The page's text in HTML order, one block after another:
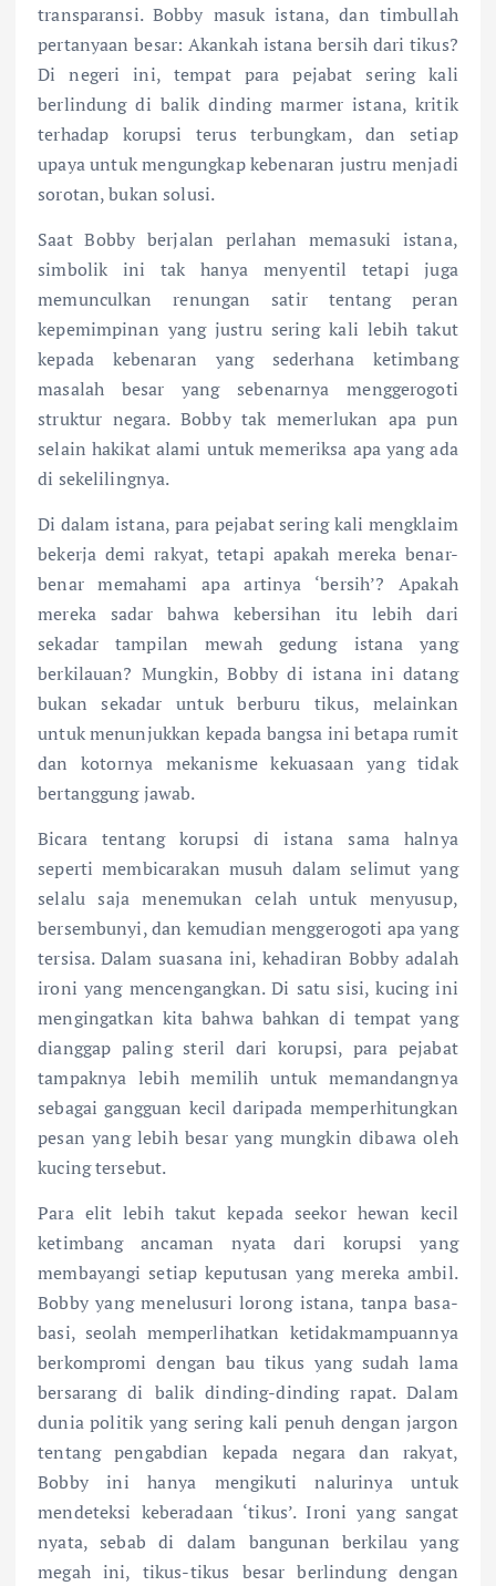
transparansi. Bobby masuk istana, dan timbullah
pertanyaan besar: Akankah istana bersih dari tikus?
Di negeri ini, tempat para pejabat sering kali
berlindung di balik dinding marmer istana, kritik
terhadap korupsi terus terbungkam, dan setiap
upaya untuk mengungkap kebenaran justru menjadi
sorotan, bukan solusi.
Saat Bobby berjalan perlahan memasuki istana,
simbolik ini tak hanya menyentil tetapi juga
memunculkan renungan satir tentang peran
kepemimpinan yang justru sering kali lebih takut
kepada kebenaran yang sederhana ketimbang
masalah besar yang sebenarnya menggerogoti
struktur negara. Bobby tak memerlukan apa pun
selain hakikat alami untuk memeriksa apa yang ada
di sekelilingnya.
Di dalam istana, para pejabat sering kali mengklaim
bekerja demi rakyat, tetapi apakah mereka benar-
benar memahami apa artinya ‘bersih’? Apakah
mereka sadar bahwa kebersihan itu lebih dari
sekadar tampilan mewah gedung istana yang
berkilauan? Mungkin, Bobby di istana ini datang
bukan sekadar untuk berburu tikus, melainkan
untuk menunjukkan kepada bangsa ini betapa rumit
dan kotornya mekanisme kekuasaan yang tidak
bertanggung jawab.
Bicara tentang korupsi di istana sama halnya
seperti membicarakan musuh dalam selimut yang
selalu saja menemukan celah untuk menyusup,
bersembunyi, dan kemudian menggerogoti apa yang
tersisa. Dalam suasana ini, kehadiran Bobby adalah
ironi yang mencengangkan. Di satu sisi, kucing ini
mengingatkan kita bahwa bahkan di tempat yang
dianggap paling steril dari korupsi, para pejabat
tampaknya lebih memilih untuk memandangnya
sebagai gangguan kecil daripada memperhitungkan
pesan yang lebih besar yang mungkin dibawa oleh
kucing tersebut.
Para elit lebih takut kepada seekor hewan kecil
ketimbang ancaman nyata dari korupsi yang
membayangi setiap keputusan yang mereka ambil.
Bobby yang menelusuri lorong istana, tanpa basa-
basi, seolah memperlihatkan ketidakmampuannya
berkompromi dengan bau tikus yang sudah lama
bersarang di balik dinding-dinding rapat. Dalam
dunia politik yang sering kali penuh dengan jargon
tentang pengabdian kepada negara dan rakyat,
Bobby ini hanya mengikuti nalurinya untuk
mendeteksi keberadaan ‘tikus’. Ironi yang sangat
nyata, sebab di dalam bangunan berkilau yang
megah ini, tikus-tikus besar berlindung dengan